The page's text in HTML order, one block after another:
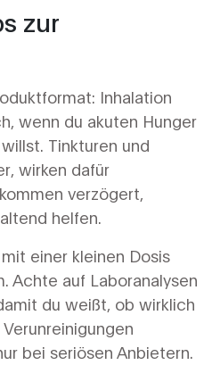
zur
Inhalation
wenn du akuten Hunger
Tinkturen und
wirken dafür
verzögert,
helfen.
einer kleinen Dosis
Achte auf Laboranalysen
du weißt, ob wirklich
bei seriösen Anbietern.